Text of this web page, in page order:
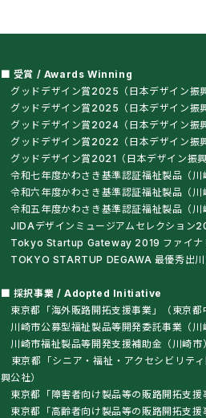
■ 受賞 / Awards Winning
グッドデザイン賞2025（日本デザイン振興
グッドデザイン賞2025（日本デザイン振興
グッドデザイン賞2024（日本デザイン振興
グッドデザイン賞2022（日本デザイン振興
グッドデザイン賞2021（日本デザイン振興
令和七年度かわさき基準認証福祉製品（川
令和六年度かわさき基準認証福祉製品（川
令和五年度かわさき基準認証福祉製品（川
JIDAデザインミュージアムセレクション
Tokyo Startup Gateway 2019 ファイナリ
TOKYO STARTUP DEGAWA 最優秀出川
■ 採択事業 / Adopted Initiative
東京都「海外販路開拓支援事業」（東京都
川崎市公募型福祉製品等開発委託事業（川
川崎市福祉製品等開発支援補助金（川崎市）
東京都「シニア・福祉・アクセシビリテ
興公社）
東京都「障害者向け製品等の販路開拓支援
東京都「高齢者向け製品等の販路開拓支